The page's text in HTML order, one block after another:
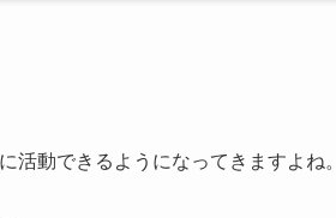
活動できるようになってきますよね。